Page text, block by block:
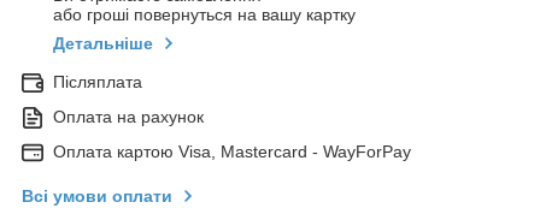
або гроші повернуться на вашу картку
Детальніше
Післяплата
Оплата на рахунок
Оплата картою Visa, Mastercard - WayForPay
Всі умови оплати